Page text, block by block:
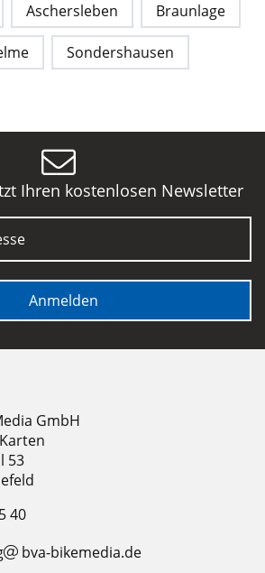
Aschersleben Braunlage
Sondershausen
Ihren kostenlosen Newsletter
Anmelden
GmbH
53
40
bva-bikemedia.de